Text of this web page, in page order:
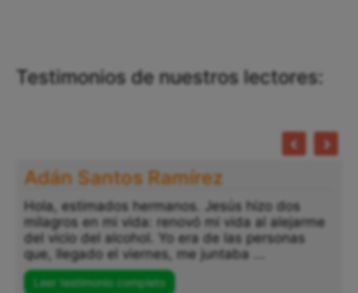
Testimonios de nuestros lectores:
Adán Santos Ramírez
Hola, estimados hermanos. Jesús hizo dos
milagros en mi vida: renovó mi vida al alejarme
del vicio del alcohol. Yo era de las personas
que, llegado el viernes, me juntaba ...
Leer testimonio completo